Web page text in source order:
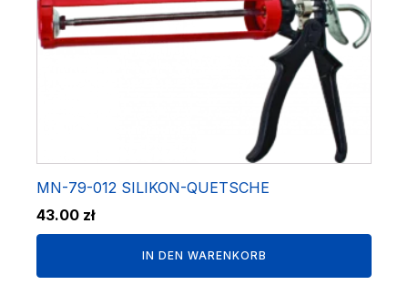
MN-79-012 SILIKON-QUETSCHE
43.00 zł
IN DEN WARENKORB